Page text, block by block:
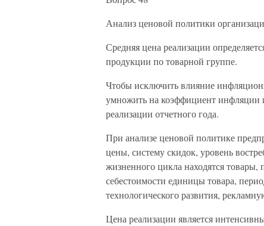
Анализ ценовой политики
Средняя цена реализации
продукции по товарной группе.
Чтобы исключить влияние
умножить на коэффициент инфляции
реализации отчетного года.
При анализе ценовой политике
цены, систему скидок, уровень
жизненного цикла находятся товары,
себестоимости единицы товара,
технологического развития,
Цена реализации является